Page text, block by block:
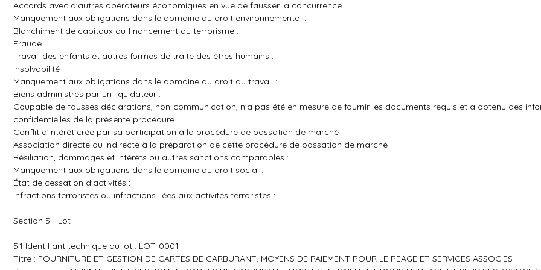
Accords avec d'autres opérateurs économiques en vue de fausser la concurrence :
Manquement aux obligations dans le domaine du droit environnemental :
Blanchiment de capitaux ou financement du terrorisme :
Fraude :
Travail des enfants et autres formes de traite des êtres humains :
Insolvabilité :
Manquement aux obligations dans le domaine du droit du travail :
Biens administrés par un liquidateur :
Coupable de fausses déclarations, non-communication, n'a pas été en mesure de fournir les documents requis et a obtenu des
confidentielles de la présente procédure :
Conflit d'intérêt créé par sa participation à la procédure de passation de marché :
Association directe ou indirecte à la préparation de cette procédure de passation de marché :
Résiliation, dommages et intérêts ou autres sanctions comparables :
Manquement aux obligations dans le domaine du droit social :
État de cessation d'activités :
Infractions terroristes ou infractions liées aux activités terroristes :
Section 5 - Lot
5.1 Identifiant technique du lot : LOT-0001
Titre : FOURNITURE ET GESTION DE CARTES DE CARBURANT, MOYENS DE PAIEMENT POUR LE PEAGE ET SERVICES ASSOCIES